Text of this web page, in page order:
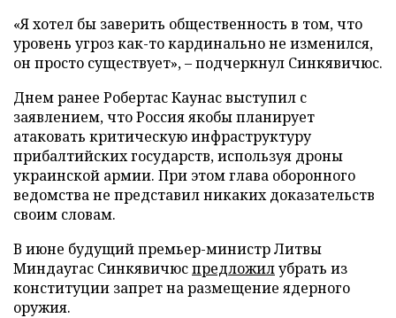
«Я хотел бы заверить общественность в том, что
уровень угроз как-то кардинально не изменился,
он просто существует», – подчеркнул Синкявичюс.
Днем ранее Робертас Каунас выступил с
заявлением, что Россия якобы планирует
атаковать критическую инфраструктуру
прибалтийских государств, используя дроны
украинской армии. При этом глава оборонного
ведомства не представил никаких доказательств
своим словам.
В июне будущий премьер-министр Литвы
Миндаугас Синкявичюспредложилубрать из
конституции запрет на размещение ядерного
оружия.